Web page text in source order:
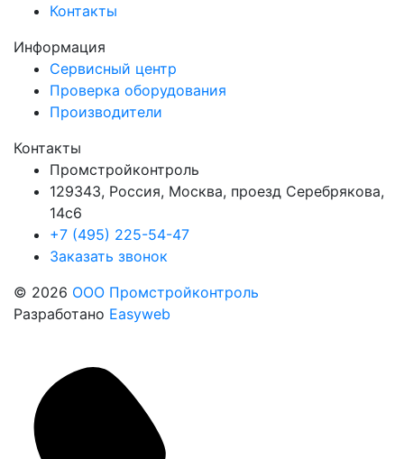
Контакты
Информация
Сервисный центр
Проверка оборудования
Производители
Контакты
Промстройконтроль
129343, Россия, Москва, проезд Серебрякова,
14с6
+7 (495) 225-54-47
Заказать звонок
© 2026 ООО Промстройконтроль
Разработано Easyweb